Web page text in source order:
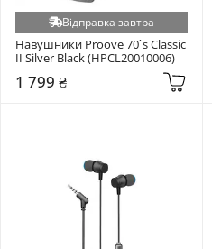
Відправка завтра
Навушники Proove 70`s Classic
II Silver Black (HPCL20010006)
1 799 ₴